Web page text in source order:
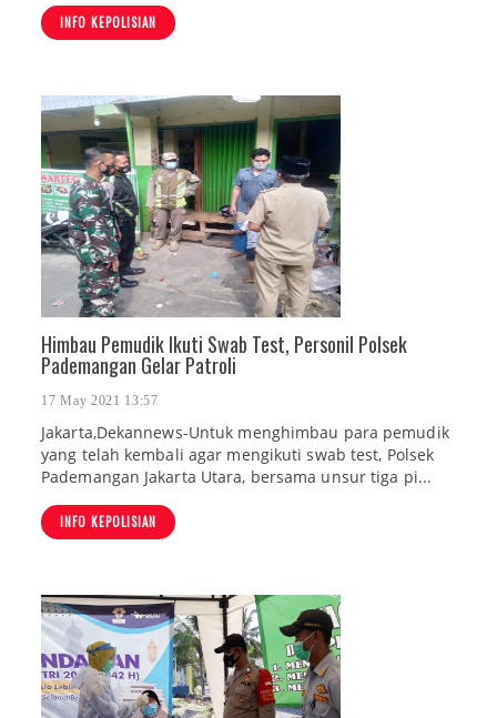
INFO KEPOLISIAN
Himbau Pemudik Ikuti Swab Test, Personil Polsek
Pademangan Gelar Patroli
17 May 2021 13:57
Jakarta,Dekannews-Untuk menghimbau para pemudik
yang telah kembali agar mengikuti swab test, Polsek
Pademangan Jakarta Utara, bersama unsur tiga pi...
INFO KEPOLISIAN